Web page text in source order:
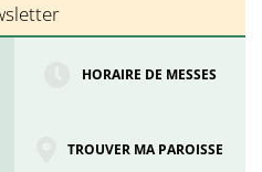
HORAIRE DE MESSES
TROUVER MA PAROISSE